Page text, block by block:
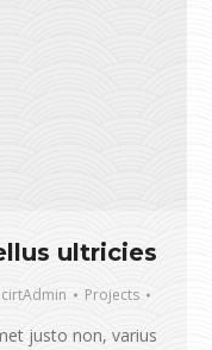
ultricies
Projects
cirtAdmin
justo non, varius